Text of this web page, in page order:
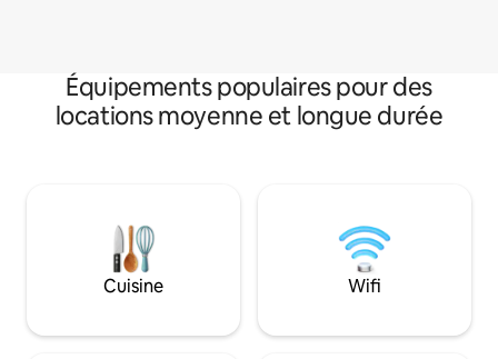
Équipements populaires pour des
locations moyenne et longue durée
Cuisine Wifi